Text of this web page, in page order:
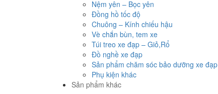
Nệm yên – Bọc yên
Đồng hồ tốc độ
Chuông – Kính chiếu hậu
Vè chắn bùn, tem xe
Túi treo xe đạp – Giỏ,Rổ
Đồ nghề xe đạp
Sản phẩm chăm sóc bảo dưỡng xe đạp
Phụ kiện khác
Sản phẩm khác